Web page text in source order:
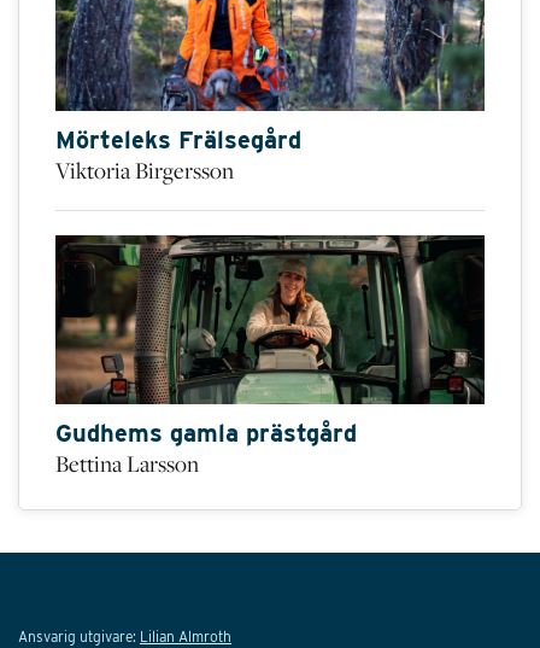
Mörteleks Frälsegård
Viktoria Birgersson
Gudhems gamla prästgård
Bettina Larsson
Ansvarig utgivare: Lilian Almroth